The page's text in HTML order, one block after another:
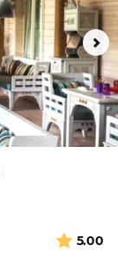
5.00